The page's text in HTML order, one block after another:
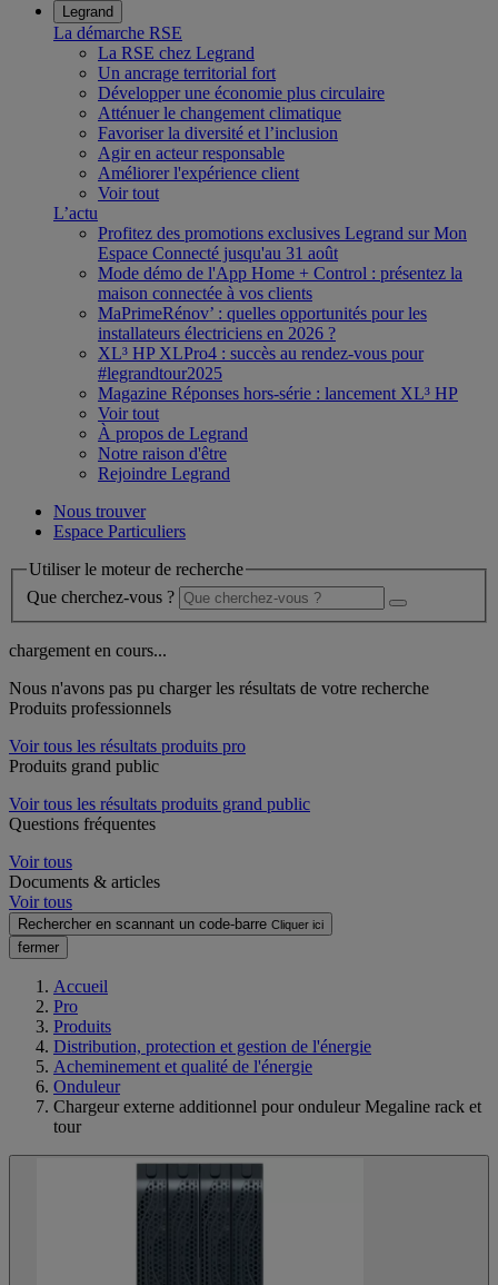
Legrand
La démarche RSE
La RSE chez Legrand
Un ancrage territorial fort
Développer une économie plus circulaire
Atténuer le changement climatique
Favoriser la diversité et l’inclusion
Agir en acteur responsable
Améliorer l'expérience client
Voir tout
L’actu
Profitez des promotions exclusives Legrand sur Mon
Espace Connecté jusqu'au 31 août
Mode démo de l'App Home + Control : présentez la
maison connectée à vos clients
MaPrimeRénov’ : quelles opportunités pour les
installateurs électriciens en 2026 ?
XL³ HP XLPro4 : succès au rendez-vous pour
#legrandtour2025
Magazine Réponses hors-série : lancement XL³ HP
Voir tout
À propos de Legrand
Notre raison d'être
Rejoindre Legrand
Nous trouver
Espace Particuliers
Utiliser le moteur de recherche
Que cherchez-vous ?
chargement en cours...
Nous n'avons pas pu charger les résultats de votre recherche
Produits professionnels
Voir tous les résultats produits pro
Produits grand public
Voir tous les résultats produits grand public
Questions fréquentes
Voir tous
Documents & articles
Voir tous
Rechercher en scannant un code-barre Cliquer ici
fermer
Accueil
Pro
Produits
Distribution, protection et gestion de l'énergie
Acheminement et qualité de l'énergie
Onduleur
Chargeur externe additionnel pour onduleur Megaline rack et
tour